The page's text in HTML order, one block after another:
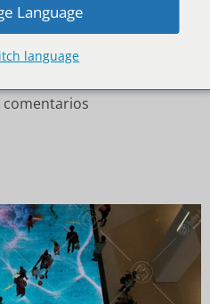
productos 2020 |
LED de video
comentarios
Language
language